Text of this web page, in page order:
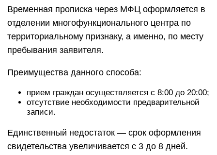
Временная прописка через МФЦ оформляется в
отделении многофункционального центра по
территориальному признаку, а именно, по месту
пребывания заявителя.
Преимущества данного способа:
прием граждан осуществляется с 8:00 до 20:00;
отсутствие необходимости предварительной
записи.
Единственный недостаток — срок оформления
свидетельства увеличивается с 3 до 8 дней.